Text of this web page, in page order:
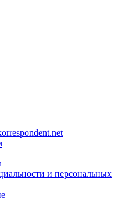
и персональных